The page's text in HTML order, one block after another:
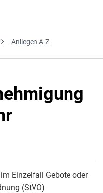
Anliegen A-Z
Einzelfall Gebote oder
(StVO)